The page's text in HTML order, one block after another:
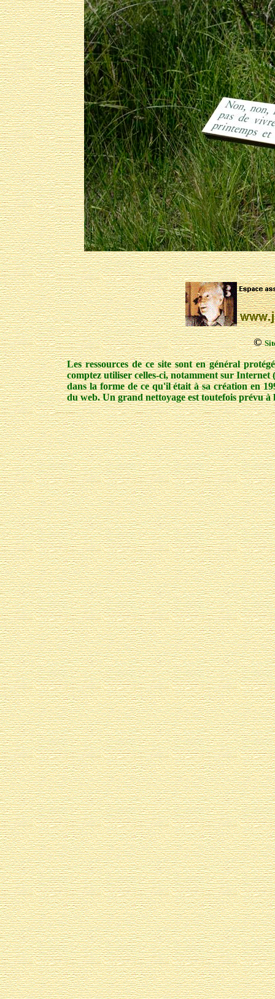
©
Les ressources de ce site sont en général
comptez utiliser celles-ci, notamment sur Internet
dans la forme de ce qu'il était à sa création en
du web. Un grand nettoyage est toutefois prévu à